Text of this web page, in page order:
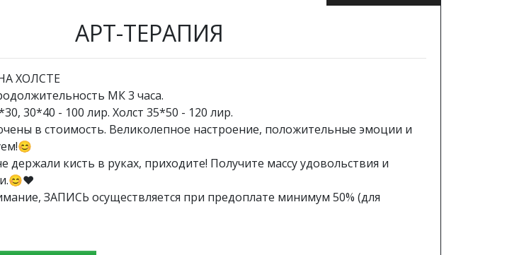
АРТ-ТЕРАПИЯ
ХОЛСТЕ
МК 3 часа.
30*40 - 100 лир. Холст 35*50 - 120 лир.
в стоимость. Великолепное настроение, положительные эмоции и
держали кисть в руках, приходите! Получите массу удовольствия и
ЗАПИСЬ осуществляется при предоплате минимум 50% (для